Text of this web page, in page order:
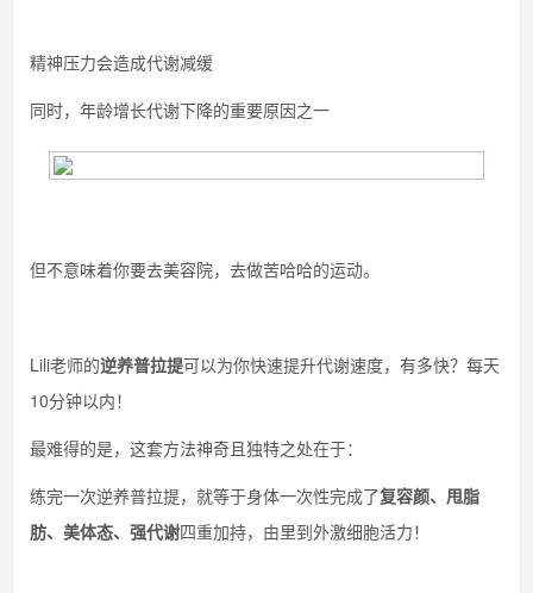
精神压力会造成代谢减缓
同时，年龄增长代谢下降的重要原因之一
但不意味着你要去美容院，去做苦哈哈的运动。
Lili老师的逆养普拉提可以为你快速提升代谢速度，有多快？每天
10分钟以内！
最难得的是，这套方法神奇且独特之处在于：
练完一次逆养普拉提，就等于身体一次性完成了复容颜、甩脂
肪、美体态、强代谢四重加持，由里到外激细胞活力！